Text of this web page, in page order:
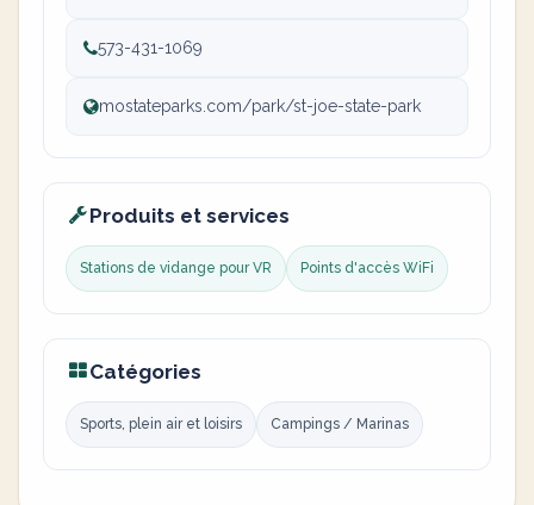
573-431-1069
mostateparks.com/park/st-joe-state-park
Produits et services
Stations de vidange pour VR Points d'accès WiFi
Catégories
Sports, plein air et loisirs Campings / Marinas